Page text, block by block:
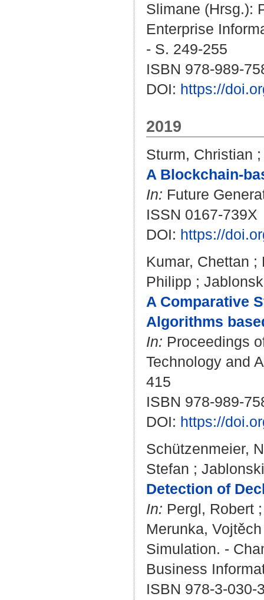
Slimane (Hrsg.):
Enterprise
- S. 249-255
ISBN 978-989-
DOI: https://
2019
Sturm, Christian
A Blockchain-
In: Future
ISSN 0167-739X
DOI: https://
Kumar, Chettan ;
Philipp ;
A Comparative
Algorithms
In: Proceedings
Technology and
415
ISBN 978-989-
DOI: https://
Schützenmeier,
Stefan ;
Detection of
In: Pergl, Robert
Merunka, Vojtěch
Simulation. -
Business
ISBN 978-3-030-